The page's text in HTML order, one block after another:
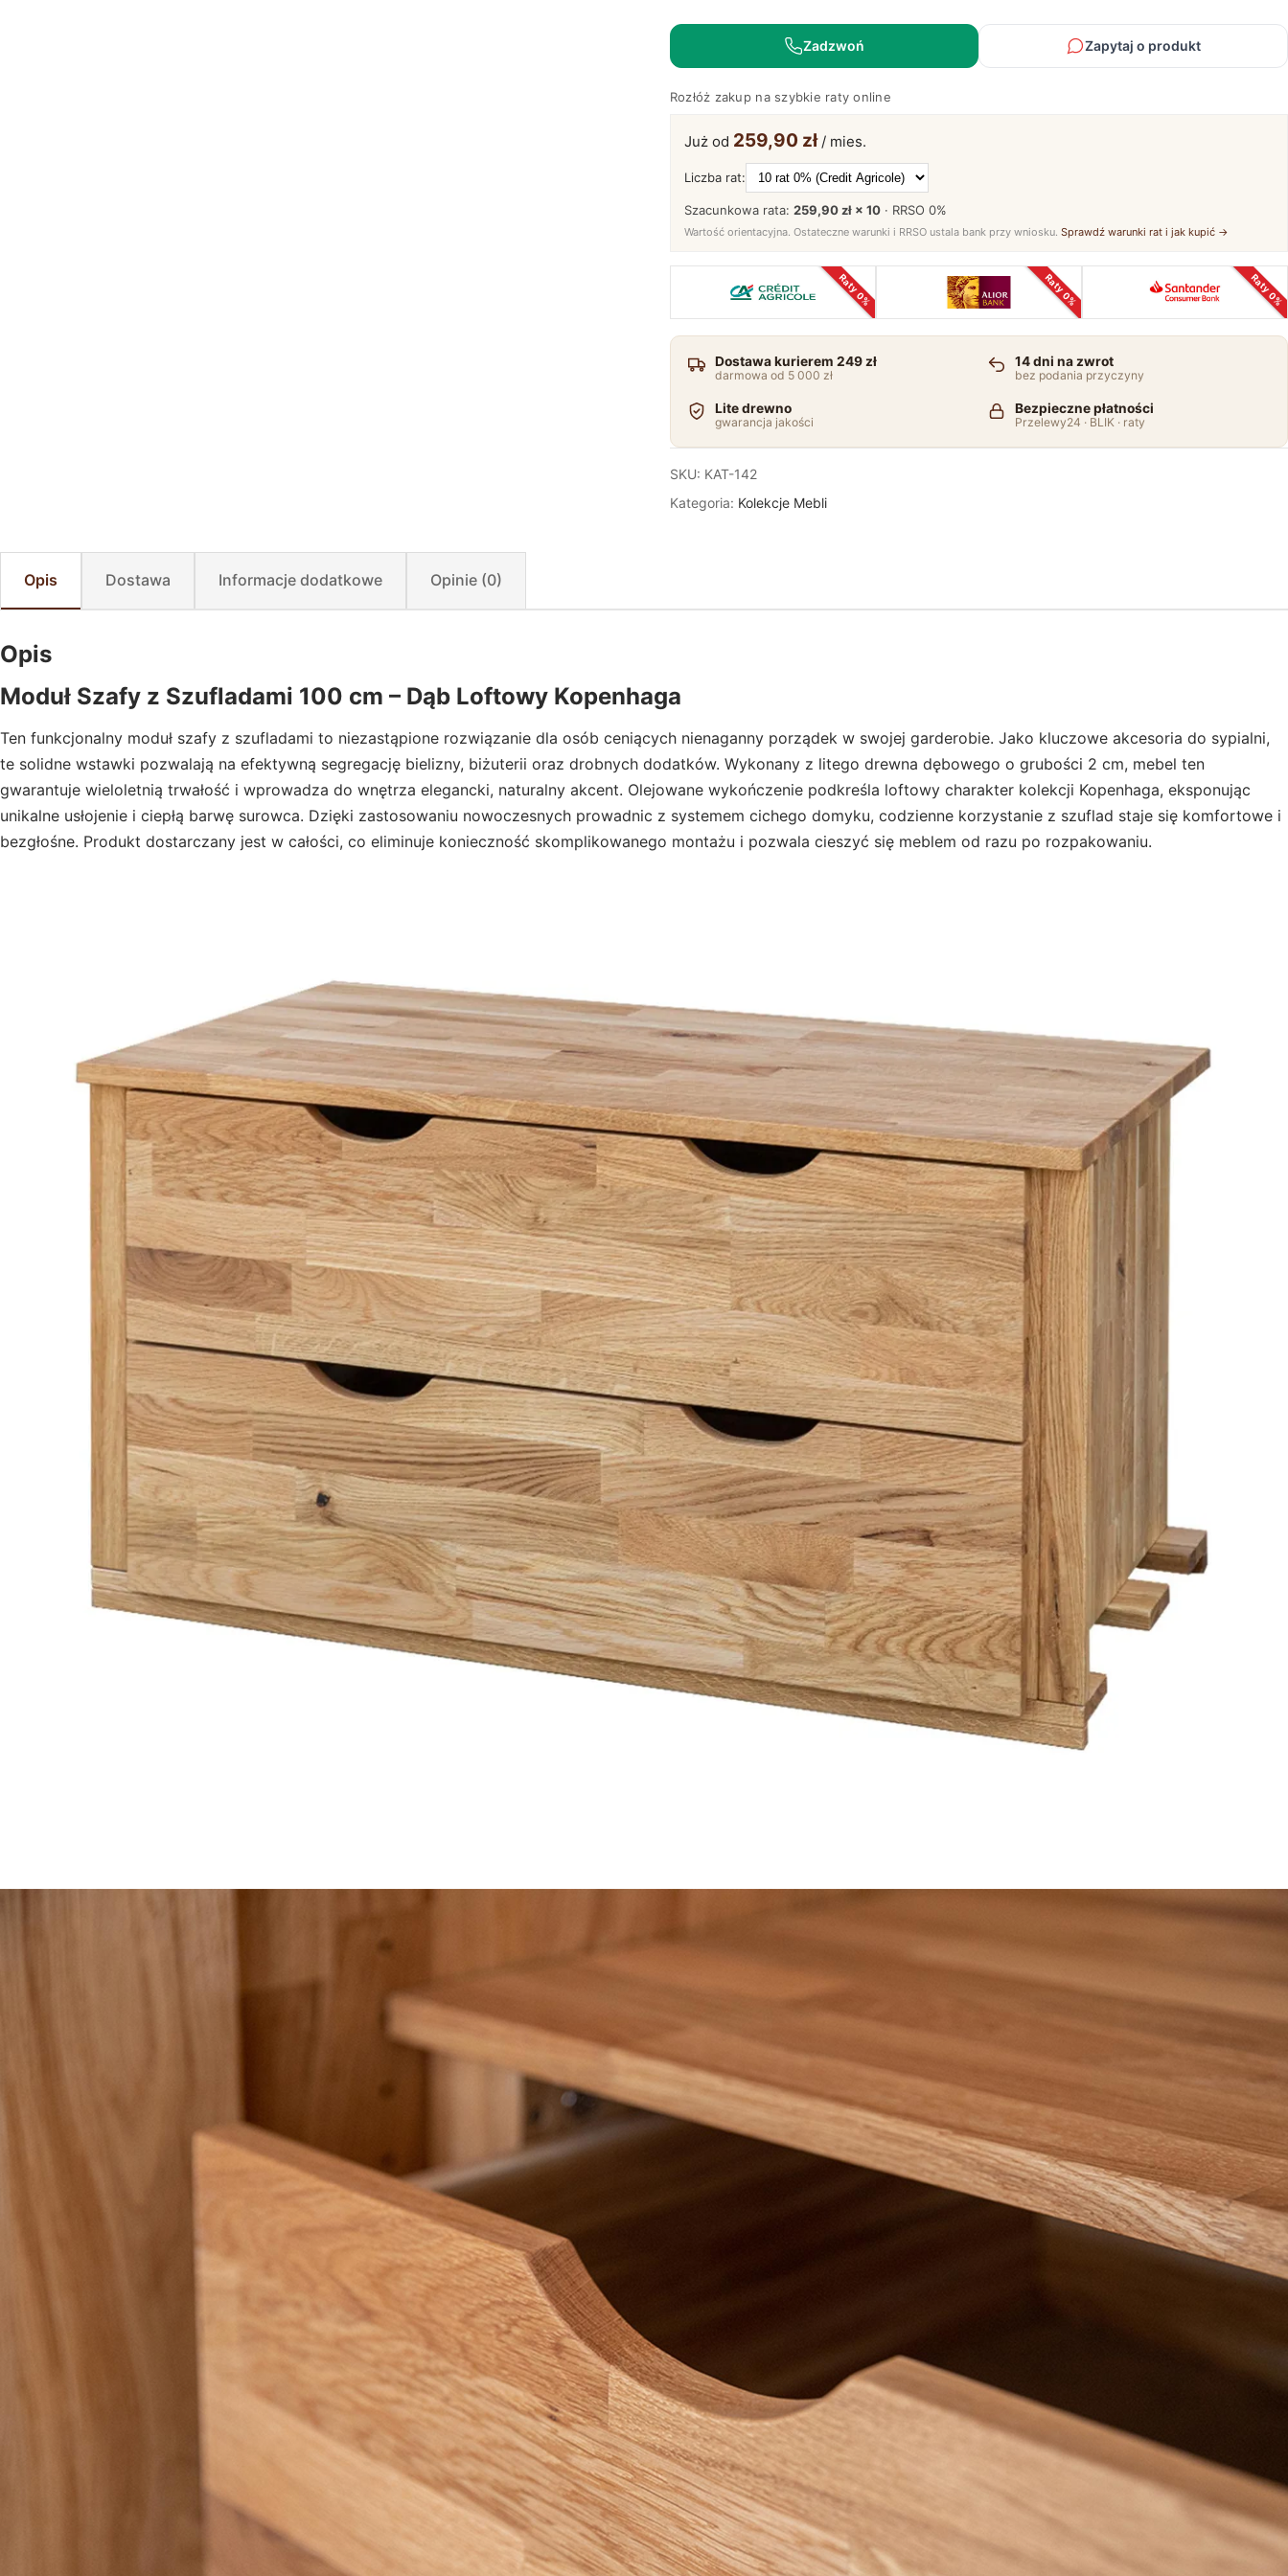
Szufladami
100
-
Loftowy
Kopenhaga
Zadzwoń Zapytaj o produkt
Rozłóż zakup na szybkie raty online
Już od 259,90 zł/ mies.
Liczba rat:
Szacunkowa rata: 259,90 zł × 10· RRSO 0%
Wartość orientacyjna. Ostateczne warunki i RRSO ustala bank przy wniosku. Sprawdź warunki rat i jak kupić →
Raty 0% Raty 0% Raty 0%
Dostawa kurierem 249 zł
darmowa od 5 000 zł
14 dni na zwrot
bez podania przyczyny
Lite drewno
gwarancja jakości
Bezpieczne płatności
Przelewy24 · BLIK · raty
SKU: KAT-142
Kategoria: Kolekcje Mebli
Opis Dostawa Informacje dodatkowe Opinie (0)
Opis
Moduł Szafy z Szufladami 100 cm – Dąb Loftowy Kopenhaga
Ten funkcjonalny moduł szafy z szufladami to niezastąpione rozwiązanie dla osób ceniących nienaganny porządek w swojej garderobie. Jako kluczowe akcesoria do sypialni,
te solidne wstawki pozwalają na efektywną segregację bielizny, biżuterii oraz drobnych dodatków. Wykonany z litego drewna dębowego o grubości 2 cm, mebel ten
gwarantuje wieloletnią trwałość i wprowadza do wnętrza elegancki, naturalny akcent. Olejowane wykończenie podkreśla loftowy charakter kolekcji Kopenhaga, eksponując
unikalne usłojenie i ciepłą barwę surowca. Dzięki zastosowaniu nowoczesnych prowadnic z systemem cichego domyku, codzienne korzystanie z szuflad staje się komfortowe i
bezgłośne. Produkt dostarczany jest w całości, co eliminuje konieczność skomplikowanego montażu i pozwala cieszyć się meblem od razu po rozpakowaniu.